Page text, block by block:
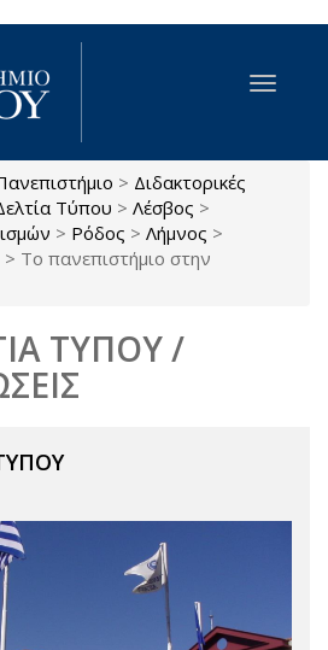
περιεχόμενο
Toggle
> Διδακτορικές
Τύπου > Λέσβος >
> Ρόδος > Λήμνος >
> Το πανεπιστήμιο στην
ΤΥΠΟΥ /